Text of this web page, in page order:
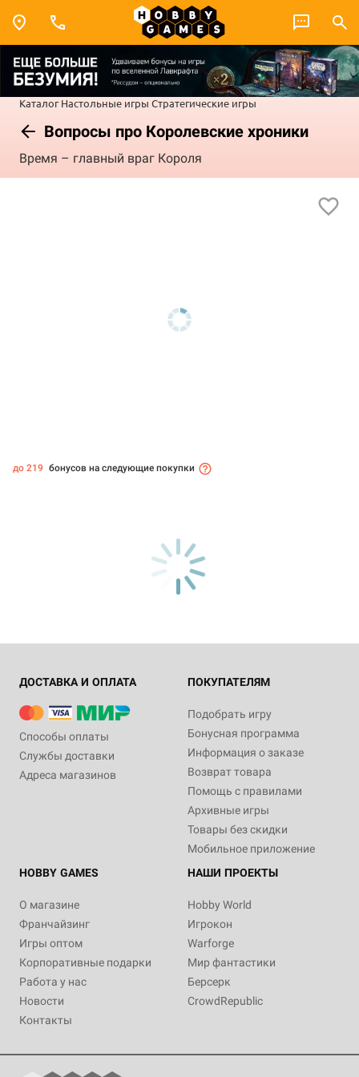
Каталог Настольные игры Стратегические игры
Вопросы про Королевские хроники
Время – главный враг Короля
до 219 бонусов на следующие покупки
ДОСТАВКА И ОПЛАТА
Способы оплаты
Службы доставки
Адреса магазинов
ПОКУПАТЕЛЯМ
Подобрать игру
Бонусная программа
Информация о заказе
Возврат товара
Помощь с правилами
Архивные игры
Товары без скидки
Мобильное приложение
HOBBY GAMES
О магазине
Франчайзинг
Игры оптом
Корпоративные подарки
Работа у нас
Новости
Контакты
НАШИ ПРОЕКТЫ
Hobby World
Игрокон
Warforge
Мир фантастики
Берсерк
CrowdRepublic